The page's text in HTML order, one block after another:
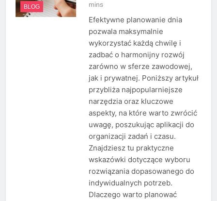
BLOG
mins
Efektywne planowanie dnia
pozwala maksymalnie
wykorzystać każdą chwilę i
zadbać o harmonijny rozwój
zarówno w sferze zawodowej,
jak i prywatnej. Poniższy artykuł
przybliża najpopularniejsze
narzędzia oraz kluczowe
aspekty, na które warto zwrócić
uwagę, poszukując aplikacji do
organizacji zadań i czasu.
Znajdziesz tu praktyczne
wskazówki dotyczące wyboru
rozwiązania dopasowanego do
indywidualnych potrzeb.
Dlaczego warto planować